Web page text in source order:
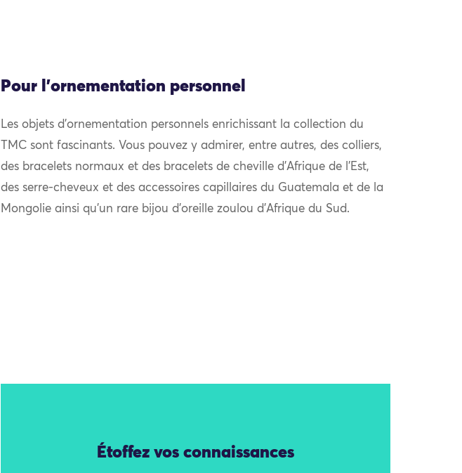
Pour l'ornementation personnel
Les objets d’ornementation personnels enrichissant la collection du
TMC sont fascinants. Vous pouvez y admirer, entre autres, des colliers,
des bracelets normaux et des bracelets de cheville d’Afrique de l’Est,
des serre-cheveux et des accessoires capillaires du Guatemala et de la
Mongolie ainsi qu’un rare bijou d’oreille zoulou d’Afrique du Sud.
Étoffez vos connaissances